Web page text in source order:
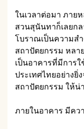
ในเวลาต่อมา ภาย
สวนสุนันทาก็เลยก
โบราณเป็นความส
สถาปัตยกรรม หลา
เป็นอาคารที่มีการ
ประเทศไทยอย่างยิ่
สถาปัตยกรรม ให้น่
ภายในอาคาร มีคว